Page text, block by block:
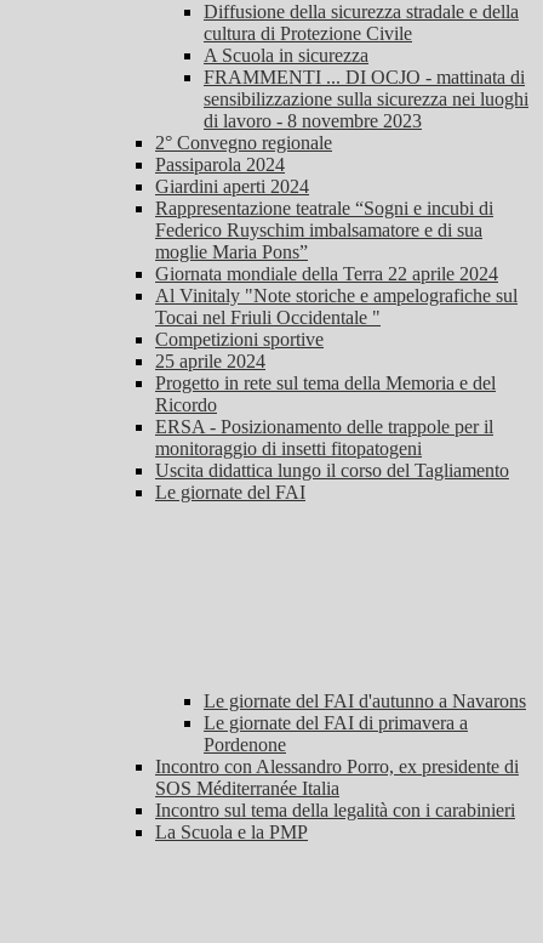
Diffusione della sicurezza stradale e della
cultura di Protezione Civile
A Scuola in sicurezza
FRAMMENTI ... DI OCJO - mattinata di
sensibilizzazione sulla sicurezza nei luoghi
di lavoro - 8 novembre 2023
2° Convegno regionale
Passiparola 2024
Giardini aperti 2024
Rappresentazione teatrale “Sogni e incubi di
Federico Ruyschim imbalsamatore e di sua
moglie Maria Pons”
Giornata mondiale della Terra 22 aprile 2024
Al Vinitaly "Note storiche e ampelografiche sul
Tocai nel Friuli Occidentale "
Competizioni sportive
25 aprile 2024
Progetto in rete sul tema della Memoria e del
Ricordo
ERSA - Posizionamento delle trappole per il
monitoraggio di insetti fitopatogeni
Uscita didattica lungo il corso del Tagliamento
Le giornate del FAI
Le giornate del FAI d'autunno a Navarons
Le giornate del FAI di primavera a
Pordenone
Incontro con Alessandro Porro, ex presidente di
SOS Méditerranée Italia
Incontro sul tema della legalità con i carabinieri
La Scuola e la PMP